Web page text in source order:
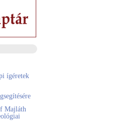
ígéretek
Majláth